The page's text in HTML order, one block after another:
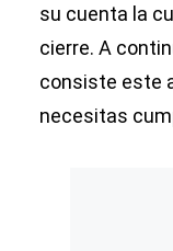
su cuenta la
cierre. A
consiste este
necesitas